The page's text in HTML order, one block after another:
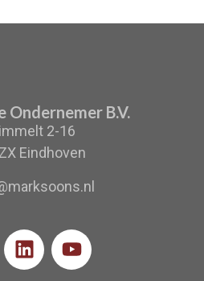
Ondernemer B.V.
2-16
Eindhoven